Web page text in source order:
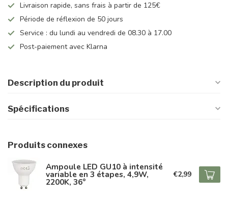
Livraison rapide, sans frais à partir de 125€
Période de réflexion de 50 jours
Service : du lundi au vendredi de 08.30 à 17.00
Post-paiement avec Klarna
Description du produit
Spécifications
Produits connexes
Ampoule LED GU10 à intensité
variable en 3 étapes, 4,9W,
2200K, 36°
€2,99